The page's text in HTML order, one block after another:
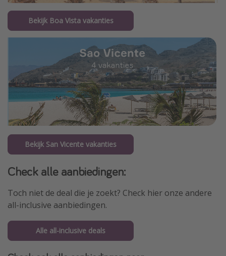
Bekijk Boa Vista vakanties
Bekijk San Vicente vakanties
Check alle aanbiedingen:
Toch niet de deal die je zoekt? Check hier onze andere
all-inclusive aanbiedingen.
Alle all-inclusive deals